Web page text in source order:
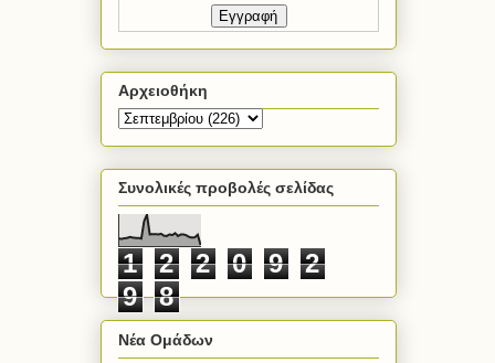
Αρχειοθήκη
Συνολικές προβολές σελίδας
1 2 2 0 9
2
9
8
Νέα Ομάδων